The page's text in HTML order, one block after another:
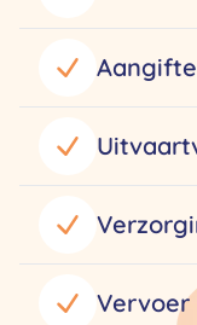
Vervoer